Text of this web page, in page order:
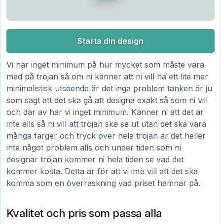
Starta din design
Vi har inget minimum på hur mycket som måste vara
med på tröjan så om ni känner att ni vill ha ett lite mer
minimalistisk utseende är det inga problem tanken är ju
som sagt att det ska gå att designa exakt så som ni vill
och där av har vi inget minimum. Känner ni att det är
inte alls så ni vill att tröjan ska se ut utan det ska vara
många färger och tryck över hela tröjan är det heller
inte något problem alls och under tiden som ni
designar tröjan kommer ni hela tiden se vad det
kommer kosta. Detta är för att vi inte vill att det ska
komma som en överraskning vad priset hamnar på.
Kvalitet och pris som passa alla